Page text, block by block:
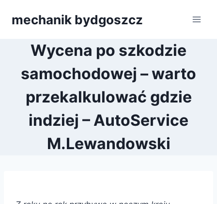
mechanik bydgoszcz
Wycena po szkodzie
samochodowej – warto
przekalkulować gdzie
indziej – AutoService
M.Lewandowski